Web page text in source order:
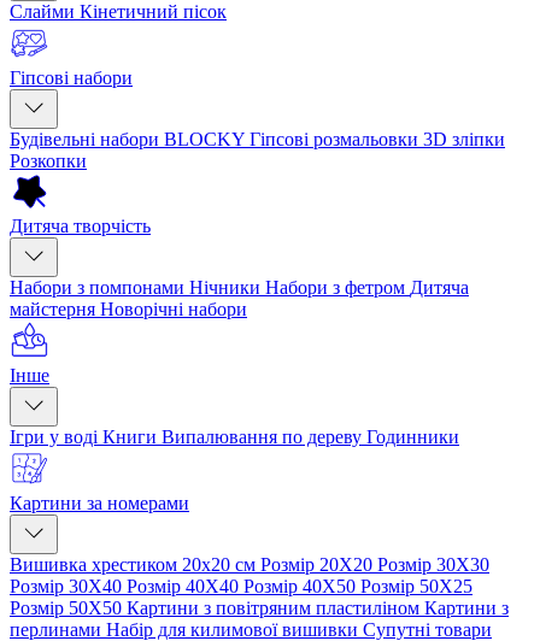
Слайми Кінетичний пісок
Гіпсові набори
Будівельні набори BLOCKY Гіпсові розмальовки 3D зліпки
Розкопки
Дитяча творчість
Набори з помпонами Нічники Набори з фетром Дитяча
майстерня Новорічні набори
Інше
Ігри у воді Книги Випалювання по дереву Годинники
Картини за номерами
Вишивка хрестиком 20х20 см Розмір 20Х20 Розмір 30Х30
Розмір 30Х40 Розмір 40Х40 Розмір 40Х50 Розмір 50Х25
Розмір 50Х50 Картини з повітряним пластиліном Картини з
перлинами Набір для килимової вишивки Супутні товари